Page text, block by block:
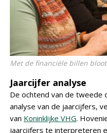
Met de financiële billen
Jaarcijfer analyse
De ochtend van de tweede
analyse van de jaarcijfers,
van Koninklijke VHG.
jaarcijfers te interpreteren